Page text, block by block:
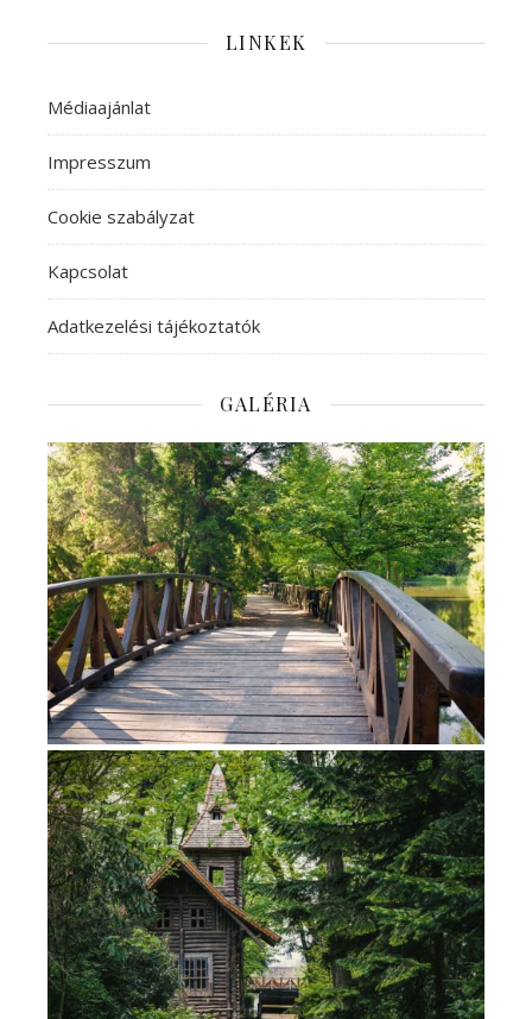
LINKEK
Médiaajánlat
Impresszum
Cookie szabályzat
Kapcsolat
Adatkezelési tájékoztatók
GALÉRIA